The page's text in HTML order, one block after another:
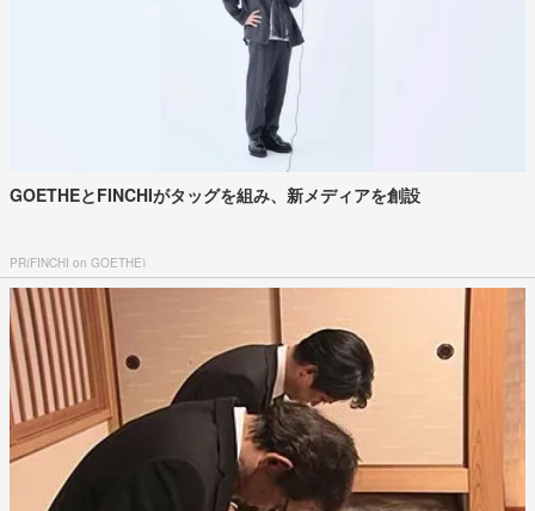
GOETHEとFINCHIがタッグを組み、新メディアを創設
PR(FINCHI on GOETHE)